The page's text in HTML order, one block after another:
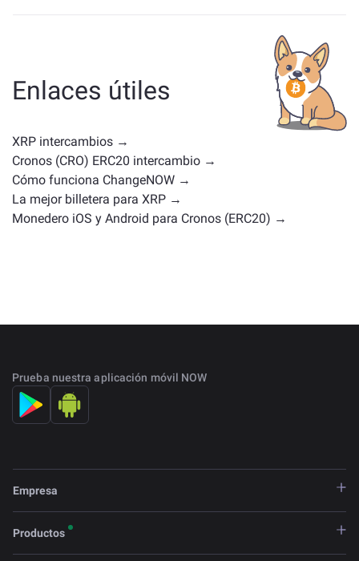
ya sea una stablecoin, un token de utilidad, una
moneda de gobernanza u otro tipo. Las alternativas
comunes incluyen otras criptomonedas con casos de
uso o posiciones en el mercado similares. Consulta
todos los activos disponibles para intercambiar en la
página principal de intercambio
Enlaces útiles
XRP intercambios →
Cronos (CRO) ERC20 intercambio →
Cómo funciona ChangeNOW →
La mejor billetera para XRP →
Monedero iOS y Android para Cronos (ERC20) →
Prueba nuestra aplicación móvil NOW
Empresa
Productos